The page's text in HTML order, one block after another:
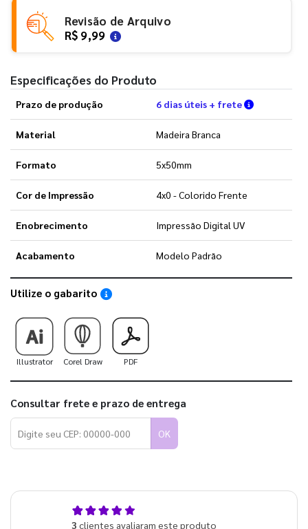
Revisão de Arquivo
R$ 9,99
Especificações do Produto
Prazo de produção 6 dias úteis + frete Verifique
Material Madeira Branca
Formato 5x50mm
Cor de Impressão 4x0 - Colorido Frente
Enobrecimento Impressão Digital UV
Acabamento Modelo Padrão
Utilize o gabarito Saiba como utilizar os nossos gabaritos
Illustrator Corel Draw PDF
Consultar frete e prazo de entrega
OK
3 clientes avaliaram este produto